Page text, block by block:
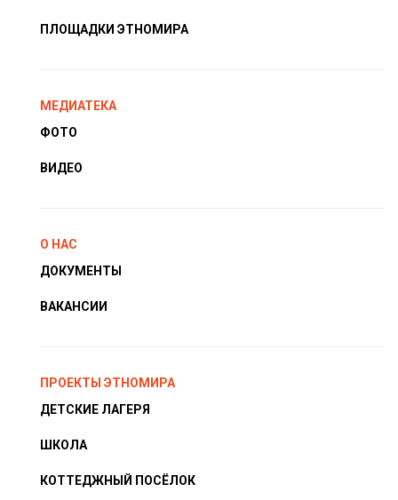
ПЛОЩАДКИ ЭТНОМИРА
МЕДИАТЕКА
ФОТО
ВИДЕО
О НАС
ДОКУМЕНТЫ
ВАКАНСИИ
ПРОЕКТЫ ЭТНОМИРА
ДЕТСКИЕ ЛАГЕРЯ
ШКОЛА
КОТТЕДЖНЫЙ ПОСЁЛОК